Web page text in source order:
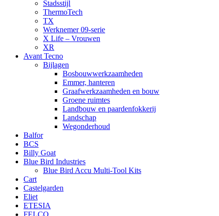
Stadsstijl
ThermoTech
TX
Werknemer 09-serie
X Life – Vrouwen
XR
Avant Tecno
Bijlagen
Bosbouwwerkzaamheden
Emmer, hanteren
Graafwerkzaamheden en bouw
Groene ruimtes
Landbouw en paardenfokkerij
Landschap
Wegonderhoud
Balfor
BCS
Billy Goat
Blue Bird Industries
Blue Bird Accu Multi-Tool Kits
Cart
Castelgarden
Eliet
ETESIA
FELCO